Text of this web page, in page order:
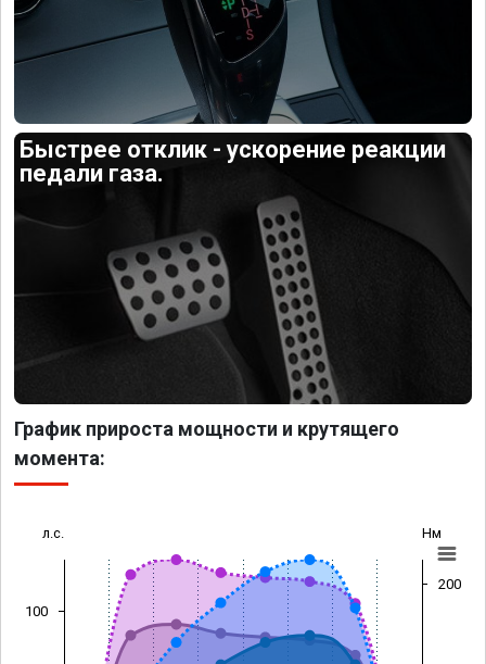
Быстрее отклик - ускорение реакции
педали газа.
График прироста мощности и крутящего
момента:
л.с. Нм
100
200